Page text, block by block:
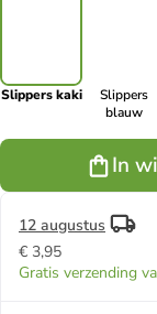
Slippers kaki
Slippers
blauw
In
12 augustus
€ 3,95
Gratis verzending